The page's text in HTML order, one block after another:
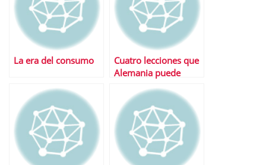
La era del consumo
Cuatro lecciones que
Alemania puede
enseÃ±ar a EspaÃ±a